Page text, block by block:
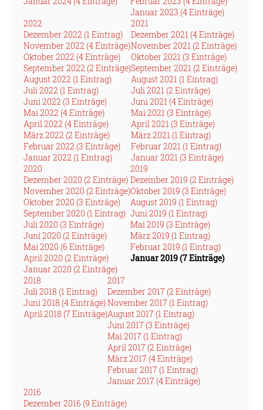
Januar 2023 (4 Einträge)
2022
Dezember 2022 (1 Eintrag)
November 2022 (4 Einträge)
Oktober 2022 (4 Einträge)
September 2022 (2 Einträge)
August 2022 (1 Eintrag)
Juli 2022 (1 Eintrag)
Juni 2022 (3 Einträge)
Mai 2022 (4 Einträge)
April 2022 (4 Einträge)
März 2022 (2 Einträge)
Februar 2022 (3 Einträge)
Januar 2022 (1 Eintrag)
2021
Dezember 2021 (4 Einträge)
November 2021 (2 Einträge)
Oktober 2021 (3 Einträge)
September 2021 (2 Einträge)
August 2021 (1 Eintrag)
Juli 2021 (2 Einträge)
Juni 2021 (4 Einträge)
Mai 2021 (3 Einträge)
April 2021 (3 Einträge)
März 2021 (1 Eintrag)
Februar 2021 (1 Eintrag)
Januar 2021 (3 Einträge)
2020
Dezember 2020 (2 Einträge)
November 2020 (2 Einträge)
Oktober 2020 (3 Einträge)
September 2020 (1 Eintrag)
Juli 2020 (3 Einträge)
Juni 2020 (2 Einträge)
Mai 2020 (6 Einträge)
April 2020 (2 Einträge)
Januar 2020 (2 Einträge)
2019
Dezember 2019 (2 Einträge)
Oktober 2019 (3 Einträge)
August 2019 (1 Eintrag)
Juni 2019 (1 Eintrag)
Mai 2019 (3 Einträge)
März 2019 (1 Eintrag)
Februar 2019 (1 Eintrag)
Januar 2019 (7 Einträge)
2018
Juli 2018 (1 Eintrag)
Juni 2018 (4 Einträge)
April 2018 (7 Einträge)
2017
Dezember 2017 (2 Einträge)
November 2017 (1 Eintrag)
August 2017 (1 Eintrag)
Juni 2017 (3 Einträge)
Mai 2017 (1 Eintrag)
April 2017 (2 Einträge)
März 2017 (4 Einträge)
Februar 2017 (1 Eintrag)
Januar 2017 (4 Einträge)
2016
Dezember 2016 (9 Einträge)